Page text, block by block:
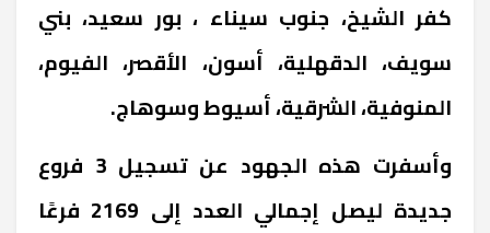
كفر الشيخ، جنوب سيناء ، بور سعيد، بني
سويف، الدقهلية، أسون، الأقصر، الفيوم،
المنوفية، الشرقية، أسيوط وسوهاج.
وأسفرت هذه الجهود عن تسجيل 3 فروع
جديدة ليصل إجمالي العدد إلى 2169 فرعًا